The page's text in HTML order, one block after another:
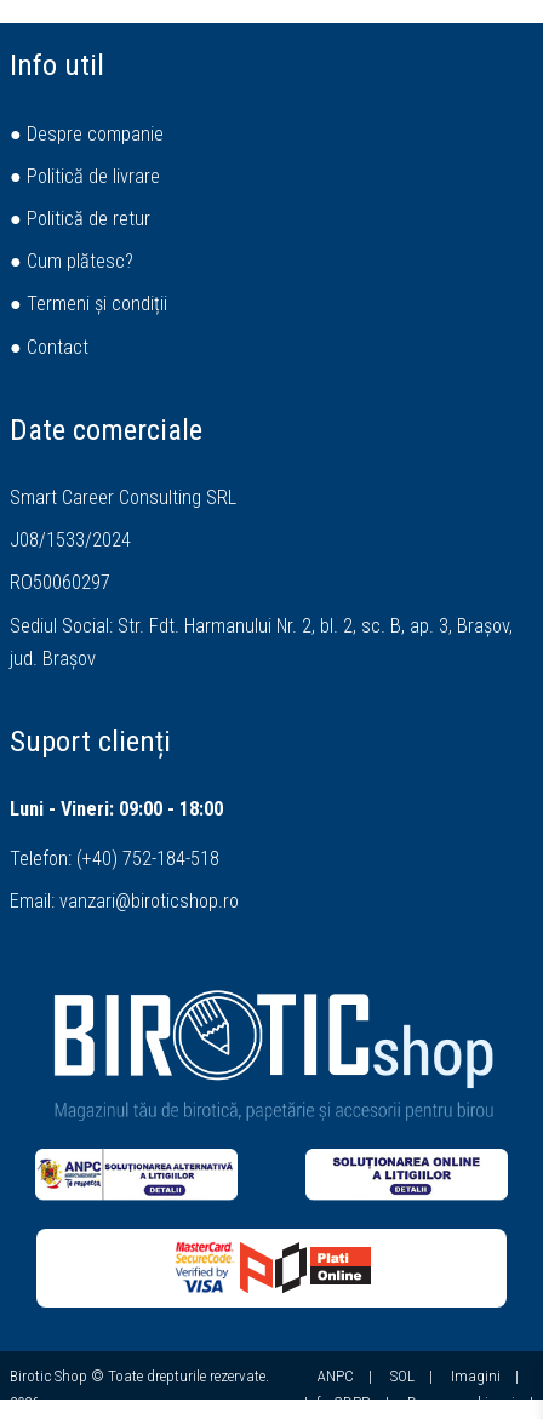
Info util
● Despre companie
● Politică de livrare
● Politică de retur
● Cum plătesc?
● Termeni și condiții
● Contact
Date comerciale
Smart Career Consulting SRL
J08/1533/2024
RO50060297
Sediul Social: Str. Fdt. Harmanului Nr. 2, bl. 2, sc. B, ap. 3, Brașov,
jud. Brașov
Suport clienți
Luni - Vineri: 09:00 - 18:00
Telefon: (+40) 752-184-518
Email: vanzari@biroticshop.ro
Birotic Shop © Toate drepturile rezervate.
2026
ANPC | SOL | Imagini
|
Info GDPR|Despre cookie-uri|